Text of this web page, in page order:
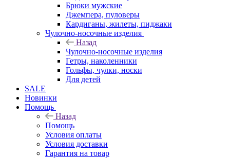
Брюки мужские
Джемпера, пуловеры
Кардиганы, жилеты, пиджаки
Чулочно-носочные изделия
Назад
Чулочно-носочные изделия
Гетры, наколенники
Гольфы, чулки, носки
Для детей
SALE
Новинки
Помощь
Назад
Помощь
Условия оплаты
Условия доставки
Гарантия на товар